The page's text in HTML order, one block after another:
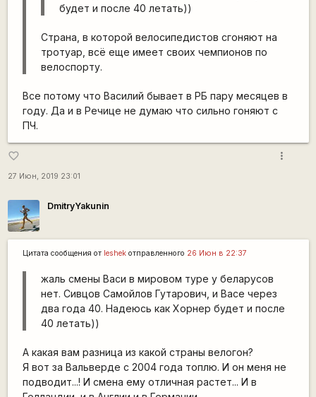
будет и после 40 летать))
Страна, в которой велосипедистов сгоняют на
тротуар, всё еще имеет своих чемпионов по
велоспорту.
Все потому что Василий бывает в РБ пару месяцев в
году. Да и в Речице не думаю что сильно гоняют с
ПЧ.
favorite_border
27 Июн, 2019 23:01
more_vert
DmitryYakunin
Цитата сообщения от leshekотправленного 26 Июн в 22:37
жаль смены Васи в мировом туре у беларусов
нет. Сивцов Самойлов Гутарович, и Васе через
два года 40. Надеюсь как Хорнер будет и после
40 летать))
А какая вам разница из какой страны велогон?
Я вот за Вальверде с 2004 года топлю. И он меня не
подводит...! И смена ему отличная растет... И в